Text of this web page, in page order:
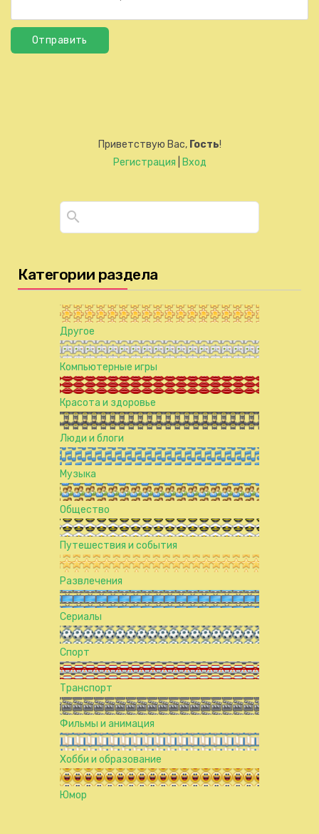
Отправить
Приветствую Вас, Гость!
Регистрация
Вход
Категории раздела
Другое
Компьютерные игры
Красота и здоровье
Люди и блоги
Музыка
Общество
Путешествия и события
Развлечения
Сериалы
Спорт
Транспорт
Фильмы и анимация
Хобби и образование
Юмор